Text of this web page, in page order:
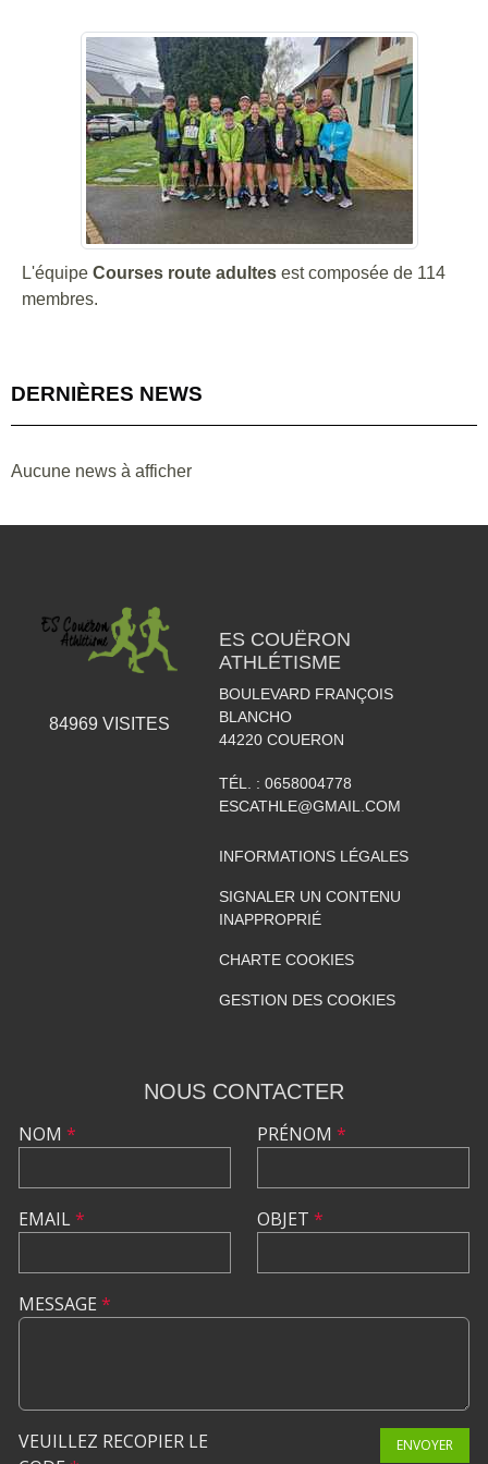
L'équipe Courses route adultes est composée de 114
membres.
DERNIÈRES NEWS
Aucune news à afficher
84969 VISITES
ES COUËRON
ATHLÉTISME
BOULEVARD FRANÇOIS
BLANCHO
44220 COUERON
TÉL. : 0658004778
ESCATHLE@GMAIL.COM
INFORMATIONS LÉGALES
SIGNALER UN CONTENU
INAPPROPRIÉ
CHARTE COOKIES
GESTION DES COOKIES
NOUS CONTACTER
NOM *
EMAIL*
PRÉNOM *
OBJET *
MESSAGE *
VEUILLEZ RECOPIER LE
ENVOYER